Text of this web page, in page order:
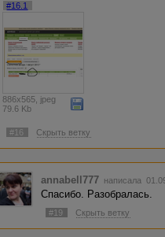
#16.1
886x565, jpeg
79.6 Kb
#16 Скрыть ветку
annabell777 написала
Спасибо. Разобралась.
#19 Скрыть ветку